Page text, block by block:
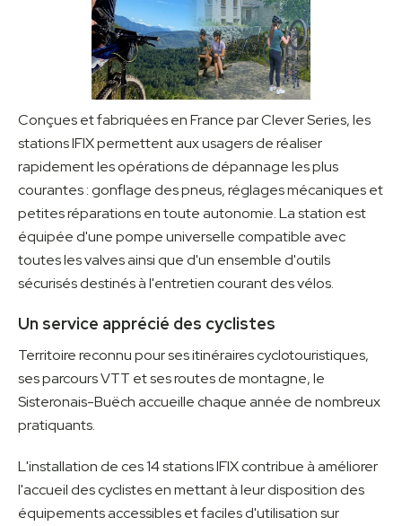
Conçues et fabriquées en France par Clever Series, les
stations IFIX permettent aux usagers de réaliser
rapidement les opérations de dépannage les plus
courantes : gonflage des pneus, réglages mécaniques et
petites réparations en toute autonomie. La station est
équipée d'une pompe universelle compatible avec
toutes les valves ainsi que d'un ensemble d'outils
sécurisés destinés à l'entretien courant des vélos.
Un service apprécié des cyclistes
Territoire reconnu pour ses itinéraires cyclotouristiques,
ses parcours VTT et ses routes de montagne, le
Sisteronais-Buëch accueille chaque année de nombreux
pratiquants.
L'installation de ces 14 stations IFIX contribue à améliorer
l'accueil des cyclistes en mettant à leur disposition des
équipements accessibles et faciles d'utilisation sur